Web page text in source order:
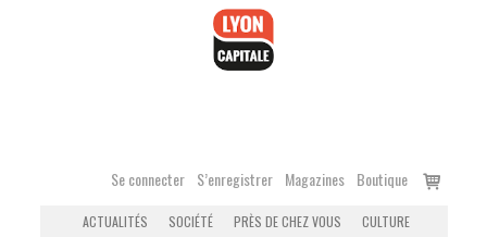
Se connecter S’enregistrer Magazines Boutique
Voir
ACTUALITÉS SOCIÉTÉ PRÈS DE CHEZ VOUS
CULTURE